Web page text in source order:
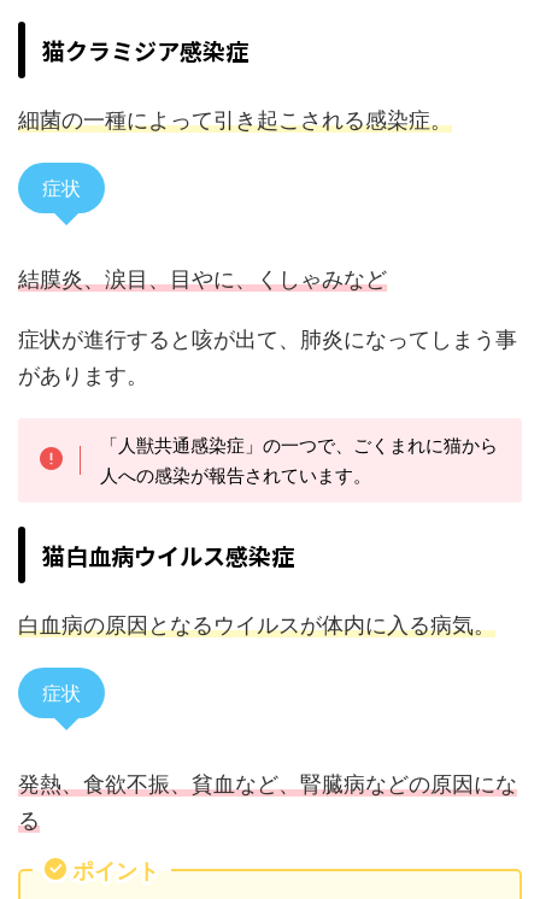
猫クラミジア感染症
細菌の一種によって引き起こされる感染症。
症状
結膜炎、涙目、目やに、くしゃみなど
症状が進行すると咳が出て、肺炎になってしまう事
があります。
「人獣共通感染症」の一つで、ごくまれに猫から
人への感染が報告されています。
猫白血病ウイルス感染症
白血病の原因となるウイルスが体内に入る病気。
症状
発熱、食欲不振、貧血など、腎臓病などの原因にな
る
ポイント